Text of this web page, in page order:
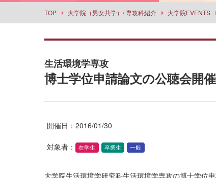
建築学科
景観建築学科
演奏学科
応用音楽学科
薬学科
健康生命薬科学科
環境共生学科
目指せる主な進路・取得できる教員免許
事業部
武庫女エンタープライズ
TOP 大学院（男女共学）/ 専攻科紹介 大学院EVENTS
生活環境学専攻
博士学位申請論文の公聴会開催
開催日：2016/01/30
対象者： 在学生 卒業生 一般
大学院生活環境学研究科生活環境学専攻の博士学位